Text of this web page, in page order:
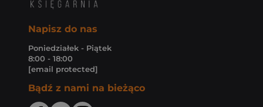
Napisz do nas
Poniedziałek - Piątek
8:00 - 18:00
[email protected]
Bądź z nami na bieżąco